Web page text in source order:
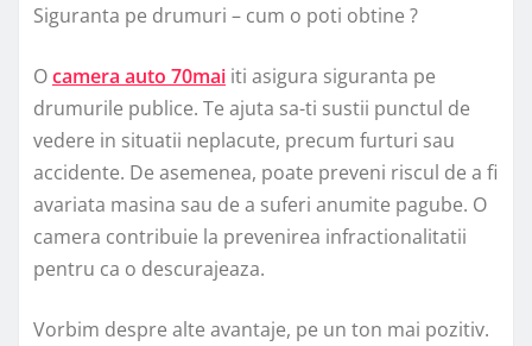
Siguranta pe drumuri – cum o poti obtine ?
Ocamera auto 70mai iti asigura siguranta pe
drumurile publice. Te ajuta sa-ti sustii punctul de
vedere in situatii neplacute, precum furturi sau
accidente. De asemenea, poate preveni riscul de a fi
avariata masina sau de a suferi anumite pagube. O
camera contribuie la prevenirea infractionalitatii
pentru ca o descurajeaza.
Vorbim despre alte avantaje, pe un ton mai pozitiv.